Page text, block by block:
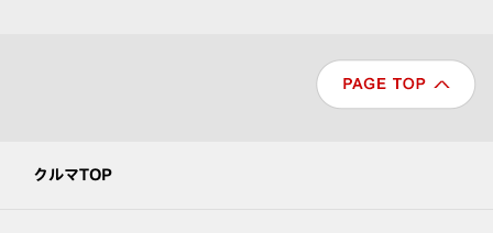
クルマTOP